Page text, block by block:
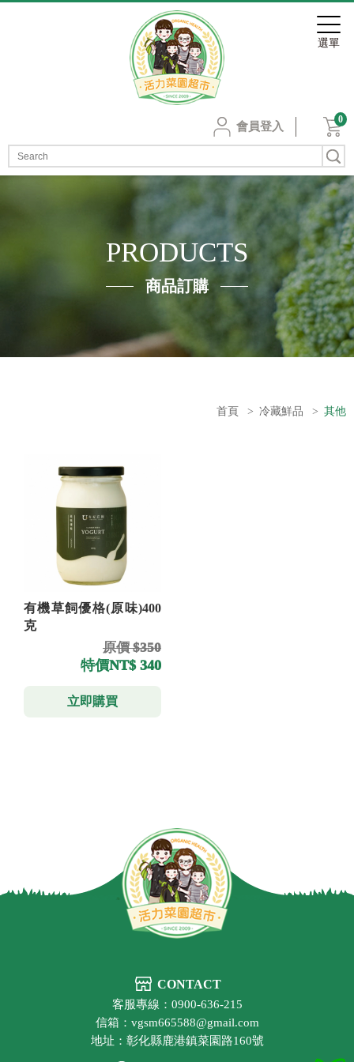
會員登入
0
PRODUCTS
商品訂購
首頁 > 冷藏鮮品 > 其他
有機草飼優格(原味)400
克
原價 $350
特價NT$ 340
立即購買
CONTACT
客服專線：0900-636-215
信箱：vgsm665588@gmail.com
地址：彰化縣鹿港鎮菜園路160號